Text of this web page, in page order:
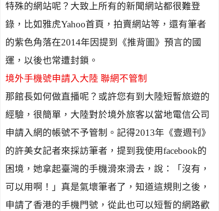
特殊的網站呢？大致上所有的新聞網站都很難登
錄，比如雅虎Yahoo首頁，拍賣網站等，還有筆者
的紫色角落在2014年因提到《推背圖》預言的國
運，以後也常遭封鎖。
境外手機號申請入大陸 聯網不管制
那館長如何做直播呢？或許您有到大陸短暫旅遊的
經驗，很簡單，大陸對於境外旅客以當地電信公司
申請入網的帳號不予管制。記得2013年《壹週刊》
的許美女記者來採訪筆者，提到我使用facebook的
困境，她拿起臺灣的手機滑來滑去，說：「沒有，
可以用啊！」真是氣壞筆者了，知道這規則之後，
申請了香港的手機門號，從此也可以短暫的網路歡